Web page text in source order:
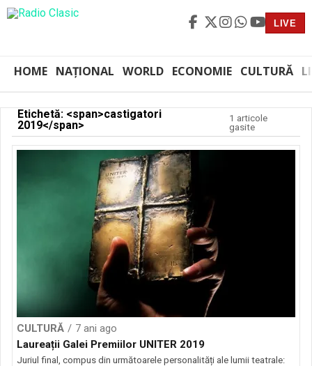
LIVE
HOME NAȚIONAL WORLD ECONOMIE CULTURĂ
Etichetă: <span>castigatori
2019</span>
1 articole
gasite
CULTURĂ
7 ani ago
Laureații Galei Premiilor UNITER 2019
Juriul final, compus din următoarele personalități ale lumii teatrale: